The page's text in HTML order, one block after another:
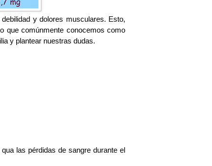
y dolores musculares. Esto,
que comúnmente conocemos como
y plantear nuestras dudas.
las pérdidas de sangre durante el